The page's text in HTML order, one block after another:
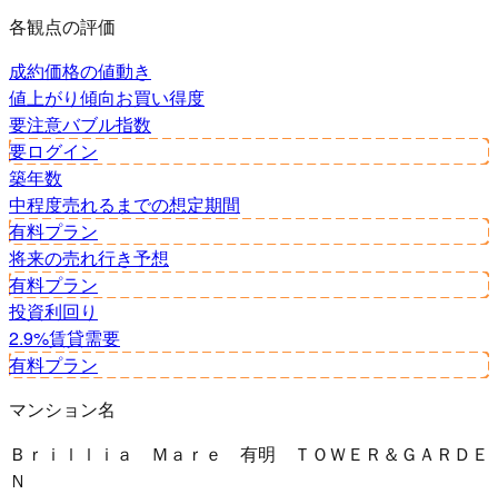
各観点の評価
成約価格の値動き
値上がり傾向お買い得度
要注意バブル指数
要ログイン
築年数
中程度売れるまでの想定期間
有料プラン
将来の売れ行き予想
有料プラン
投資利回り
2.9%賃貸需要
有料プラン
マンション名
Ｂｒｉｌｌｉａ Ｍａｒｅ 有明 ＴＯＷＥＲ＆ＧＡＲＤＥ
Ｎ